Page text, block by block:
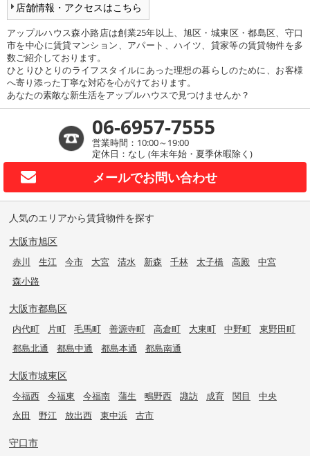
店舗情報・アクセスはこちら
アップルハウス森小路店は創業25年以上、旭区・城東区・都島区、守口
市を中心に賃貸マンション、アパート、ハイツ、貸家等の賃貸物件を多
数ご紹介しております。
ひとりひとりのライフスタイルにあった理想の暮らしのために、お客様
へ寄り添った丁寧な対応を心がけております。
あなたの素敵な新生活をアップルハウスで見つけませんか？
06-6957-7555
営業時間：10:00～19:00
定休日：なし (年末年始・夏季休暇除く)
メールでお問い合わせ
人気のエリアから賃貸物件を探す
大阪市旭区
赤川 生江 今市 大宮 清水 新森 千林 太子橋 高殿
中宮
森小路
大阪市都島区
内代町 片町 毛馬町 善源寺町 高倉町 大東町 中野町
東野田町
都島北通
都島中通 都島本通 都島南通
大阪市城東区
今福西 今福東 今福南 蒲生 鴫野西 諏訪 成育 関目
中央
永田
野江 放出西 東中浜 古市
守口市